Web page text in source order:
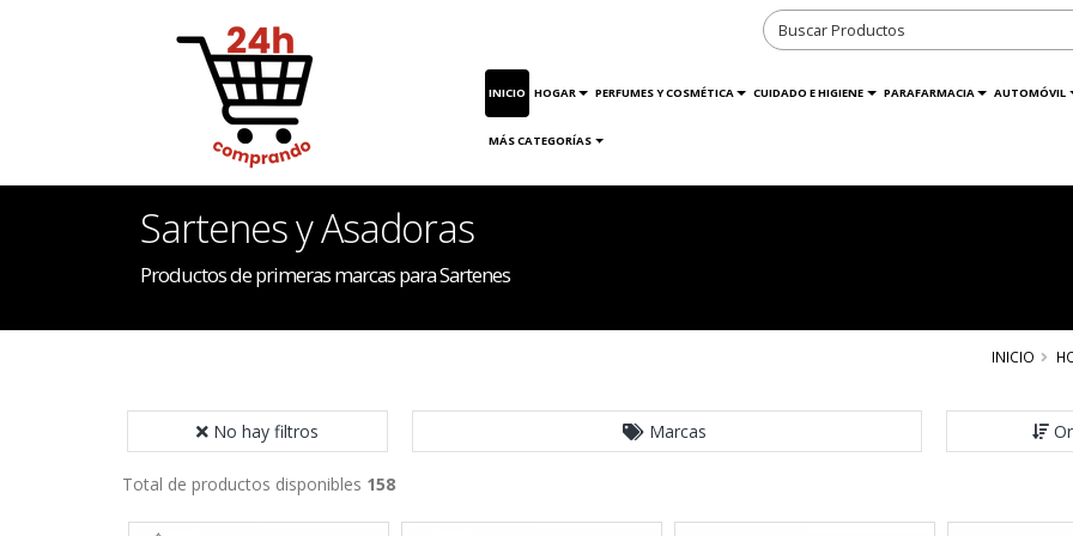
INICIO HOGAR PERFUMES Y COSMÉTICA CUIDADO E HIGIENE PARAFARMACIA AUTOMÓVIL
MÁS CATEGORÍAS
Sartenes y Asadoras
Productos de primeras marcas para Sartenes
INICIO
No hay filtros Marcas
Total de productos disponibles 158